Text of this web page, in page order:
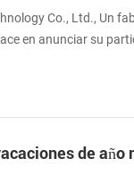
Co., Ltd., Un
en anunciar su
unirse a nosotros en
minorista.
2026, que reúne a
de año